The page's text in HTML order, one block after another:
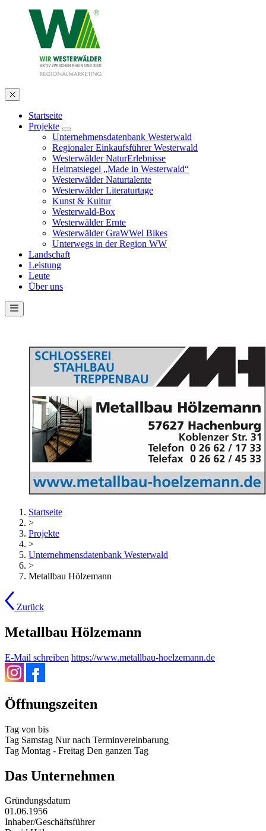
Startseite
Projekte
Unternehmensdatenbank Westerwald
Regionaler Einkaufsführer Westerwald
Westerwälder NaturErlebnisse
Heimatsiegel „Made in Westerwald“
Westerwälder Naturtalente
Westerwälder Literaturtage
Kunst & Kultur
Westerwald-Box
Westerwälder Ernte
Westerwälder GraWWel Bikes
Unterwegs in der Region WW
Landschaft
Leistung
Leute
Über uns
Startseite
>
Projekte
>
Unternehmensdatenbank Westerwald
>
Metallbau Hölzemann
Zurück
Metallbau Hölzemann
E-Mail schreiben https://www.metallbau-hoelzemann.de
Öffnungszeiten
Tag von bis
Tag Samstag Nur nach Terminvereinbarung
Tag Montag - Freitag Den ganzen Tag
Das Unternehmen
Gründungsdatum
01.06.1956
Inhaber/Geschäftsführer